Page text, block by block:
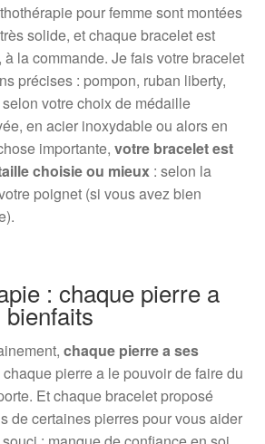
pour femme sont montées
solide, et chaque bracelet est
la commande. Je fais votre bracelet
précises : pompon, ruban liberty,
votre choix de médaille
en acier inoxydable ou alors en
importante, votre bracelet est
choisie ou mieux: selon la
poignet (si vous avez bien
: chaque pierre a
chaque pierre a ses
chaque pierre a le pouvoir de faire du
Et chaque bracelet proposé
de certaines pierres pour vous aider